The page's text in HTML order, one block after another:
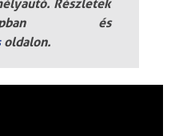
és
oldalon.